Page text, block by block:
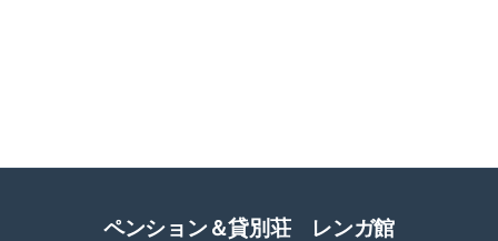
ペンション＆貸別荘 レンガ館